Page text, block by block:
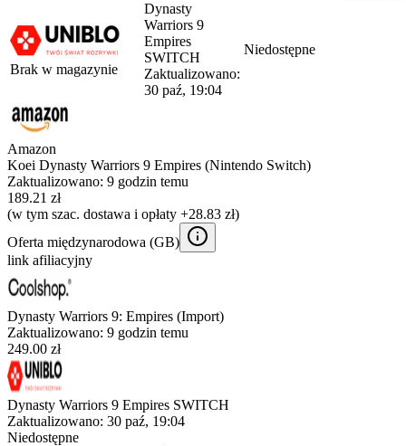
Brak w magazynie
Dynasty
Warriors 9
Empires
SWITCH
Zaktualizowano:
30 paź, 19:04
Niedostępne
Amazon
Koei Dynasty Warriors 9 Empires (Nintendo Switch)
Zaktualizowano: 9 godzin temu
189.21 zł
(w tym szac. dostawa i opłaty +28.83 zł)
Oferta międzynarodowa (GB)
link afiliacyjny
Dynasty Warriors 9: Empires (Import)
Zaktualizowano: 9 godzin temu
249.00 zł
Dynasty Warriors 9 Empires SWITCH
Zaktualizowano: 30 paź, 19:04
Niedostępne